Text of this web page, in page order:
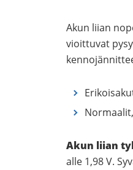
Akun liian
vioittuvat
Akun liian
alle 1,98 V.